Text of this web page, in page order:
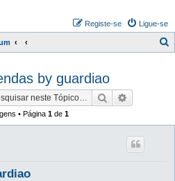
Ligue-se
Registe-se
i
by guardiao
Pesquisar
• Página 1 de 1